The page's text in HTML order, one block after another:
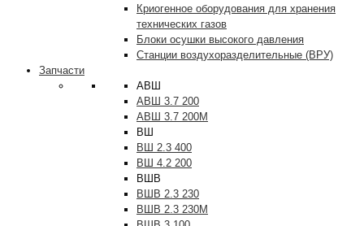
Криогенное оборудования для хранения
технических газов
Блоки осушки высокого давления
Станции воздухоразделительные (ВРУ)
Запчасти
АВШ
АВШ 3.7 200
АВШ 3.7 200М
ВШ
ВШ 2.3 400
ВШ 4.2 200
ВШВ
ВШВ 2.3 230
ВШВ 2.3 230М